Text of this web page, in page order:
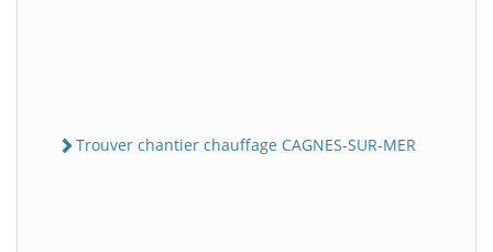
Trouver chantier chauffage CAGNES-SUR-MER